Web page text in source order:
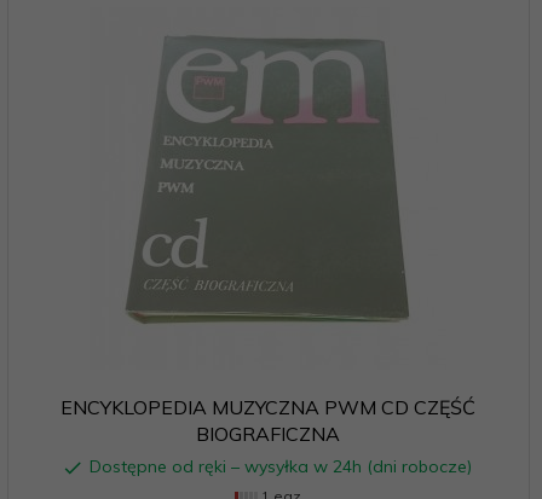
ENCYKLOPEDIA MUZYCZNA PWM CD CZĘŚĆ
BIOGRAFICZNA
Dostępne od ręki – wysyłka w 24h (dni robocze)
1 egz.